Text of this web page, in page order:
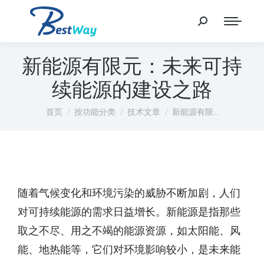
新能源有限元：未来可持
续能源的建设之路
您在这里：
首页 按功能分类 技术文章 新能源有限…
随着气候变化和环境污染的威胁不断加剧，人们
对可持续能源的需求日益增长。新能源是指那些
取之不尽、用之不竭的能源资源，如太阳能、风
能、地热能等，它们对环境影响较小，是未来能